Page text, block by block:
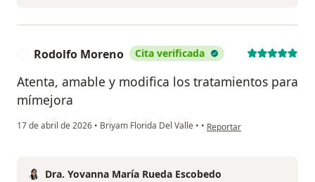
Rodolfo Moreno Cita verificada
Atenta, amable y modifica los tratamientos para
mímejora
17 de abril de 2026 • Briyam Florida Del Valle • • en opinión del usuario
Reportar
Dra. Yovanna María Rueda Escobedo